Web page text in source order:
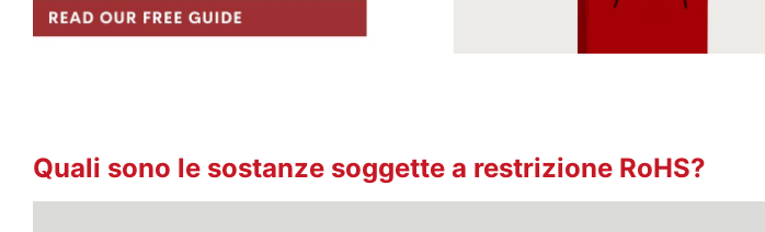
Quali sono le sostanze soggette a restrizione RoHS?